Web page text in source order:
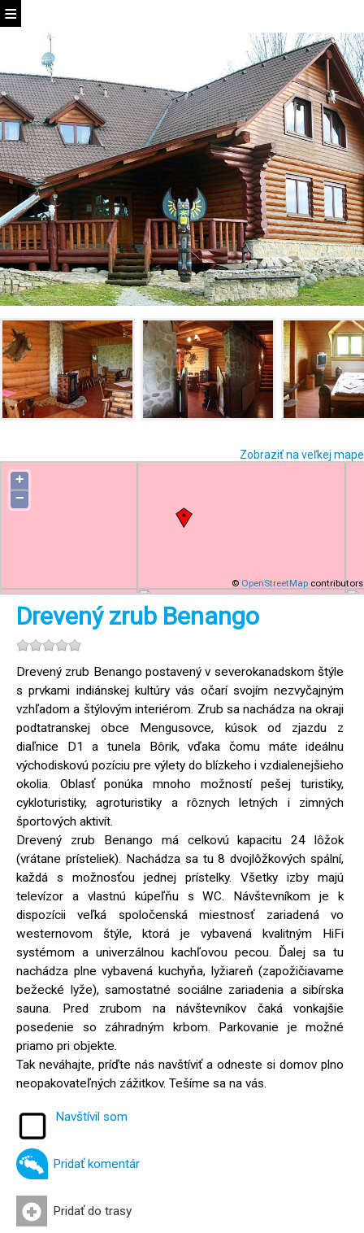
Zobraziť na veľkej mape
+
−
© OpenStreetMap contributors
Drevený zrub Benango
Drevený zrub Benango postavený v severokanadskom štýle
s prvkami indiánskej kultúry vás očarí svojím nezvyčajným
vzhľadom a štýlovým interiérom. Zrub sa nachádza na okraji
podtatranskej obce Mengusovce, kúsok od zjazdu z
diaľnice D1 a tunela Bôrik, vďaka čomu máte ideálnu
východiskovú pozíciu pre výlety do blízkeho i vzdialenejšieho
okolia. Oblasť ponúka mnoho možností pešej turistiky,
cykloturistiky, agroturistiky a rôznych letných i zimných
športových aktivít.
Drevený zrub Benango má celkovú kapacitu 24 lôžok
(vrátane prísteliek). Nachádza sa tu 8 dvojlôžkových spální,
každá s možnosťou jednej prístelky. Všetky izby majú
televízor a vlastnú kúpeľňu s WC. Návštevníkom je k
dispozícii veľká spoločenská miestnosť zariadená vo
westernovom štýle, ktorá je vybavená kvalitným HiFi
systémom a univerzálnou kachľovou pecou. Ďalej sa tu
nachádza plne vybavená kuchyňa, lyžiareň (zapožičiavame
bežecké lyže), samostatné sociálne zariadenia a sibírska
sauna. Pred zrubom na návštevníkov čaká vonkajšie
posedenie so záhradným krbom. Parkovanie je možné
priamo pri objekte.
Tak neváhajte, príďte nás navštíviť a odneste si domov plno
neopakovateľných zážitkov. Tešíme sa na vás.
Navštívil som
Pridať komentár
Pridať do trasy